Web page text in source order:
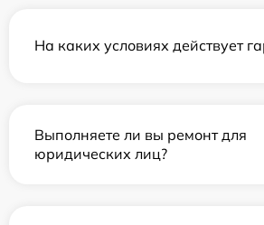
На каких условиях действует
Выполняете ли вы ремонт для
юридических лиц?